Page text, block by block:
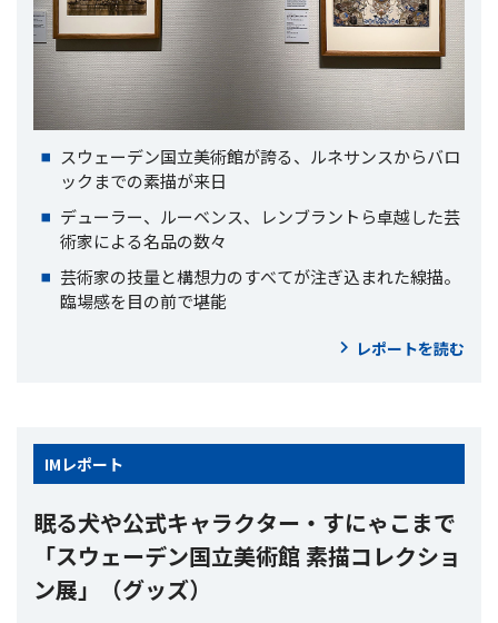
スウェーデン国立美術館が誇る、ルネサンスからバロ
ックまでの素描が来日
デューラー、ルーベンス、レンブラントら卓越した芸
術家による名品の数々
芸術家の技量と構想力のすべてが注ぎ込まれた線描。
臨場感を目の前で堪能
レポートを読む
IM レポート
眠る犬や公式キャラクター・すにゃこまで
「スウェーデン国立美術館 素描コレクショ
ン展」（グッズ）